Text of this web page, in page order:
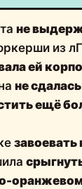
не
из
ей
не сдалась
ещё
завоевать